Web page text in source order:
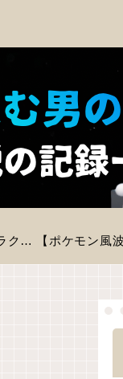
【特集】ドラクエモンスターズ4が今冬に発売決定！登場モンスター数は？判明している情報まとめ